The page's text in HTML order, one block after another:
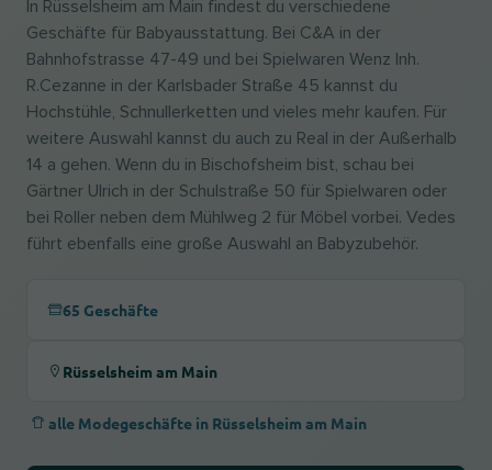
In Rüsselsheim am Main findest du verschiedene
Geschäfte für Babyausstattung. Bei C&A in der
Bahnhofstrasse 47-49 und bei Spielwaren Wenz Inh.
R.Cezanne in der Karlsbader Straße 45 kannst du
Hochstühle, Schnullerketten und vieles mehr kaufen. Für
weitere Auswahl kannst du auch zu Real in der Außerhalb
14 a gehen. Wenn du in Bischofsheim bist, schau bei
Gärtner Ulrich in der Schulstraße 50 für Spielwaren oder
bei Roller neben dem Mühlweg 2 für Möbel vorbei. Vedes
führt ebenfalls eine große Auswahl an Babyzubehör.
65 Geschäfte
Rüsselsheim am Main
alle Modegeschäfte in Rüsselsheim am Main